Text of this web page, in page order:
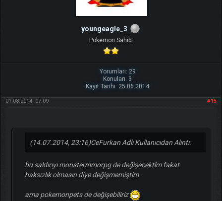
youngeagle_3
Pokemon Sahibi
Yorumları: 29
Konuları: 3
Kayıt Tarihi: 25.06.2014
#15
01.08.2014, 07:09
(14.07.2014, 23:16)CeFurkan Adlı Kullanıcıdan Alıntı:
bu saldırıyı monstermmorpg de değişecektim fakat
haksızlık olmasın diye değişmemiştim
ama pokemonpets de değişebiliriz